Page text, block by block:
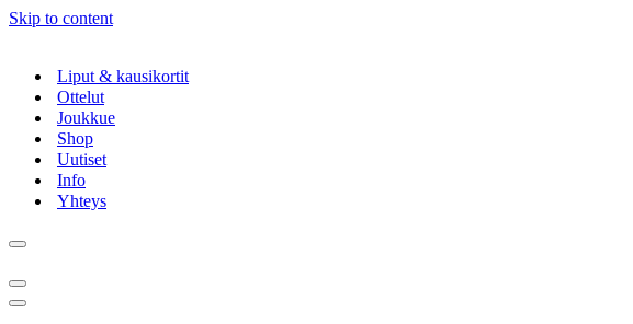
Skip to content
Liput & kausikortit
Ottelut
Joukkue
Shop
Uutiset
Info
Yhteys
Navigation
Navigation
Menu
Navigation